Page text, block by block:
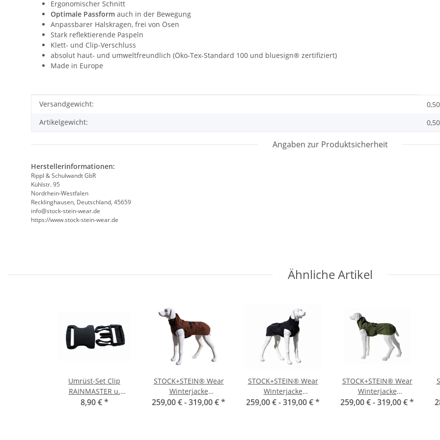
Ergonomischer Schnitt
Optimale Passform auch in der Bewegung
Anpassbarer Halskragen, frei von Ösen
Stark reflektierende Paspeln
Klett- und Clip-Verschluss
absolut haut- und umweltfreundlich (Öko-Tex-Standard 100 und bluesign® zertifiziert)
Made in Europe
Produkteigenschaft
Wert
Versandgewicht:
Artikelgewicht:
0,50
Angaben zur Produktsicherheit
Herstellerinformationen:
Rippl & Schulwandt GbR
Kühlstr. 95
Nordrhein-Westfalen
Recklinghausen, Deutschland, 45659
info@stock-stein-wear.de
https://www.stock-stein-wear.de
Ähnliche Artikel
Umrüst-Set Clip
RAINMASTER u.
WINTERMASTER
8,90 €*
STOCK+STEIN® Wear
Winterjacke
Wintermaster
259,00 € -319,00 €*
STOCK+STEIN® Wear
Winterjacke
Wintermaster Phantom
259,00 € -319,00 €*
STOCK+STEIN® Wear
Winterjacke
Wintermaster Seals
259,00 € -319,00 €*